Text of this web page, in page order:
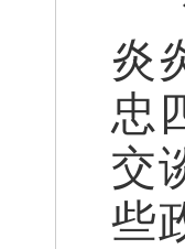
炎
忠
交
些